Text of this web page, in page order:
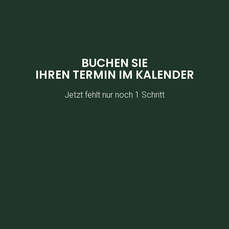
BUCHEN SIE
IHREN TERMIN IM KALENDER
Jetzt fehlt nur noch 1 Schritt